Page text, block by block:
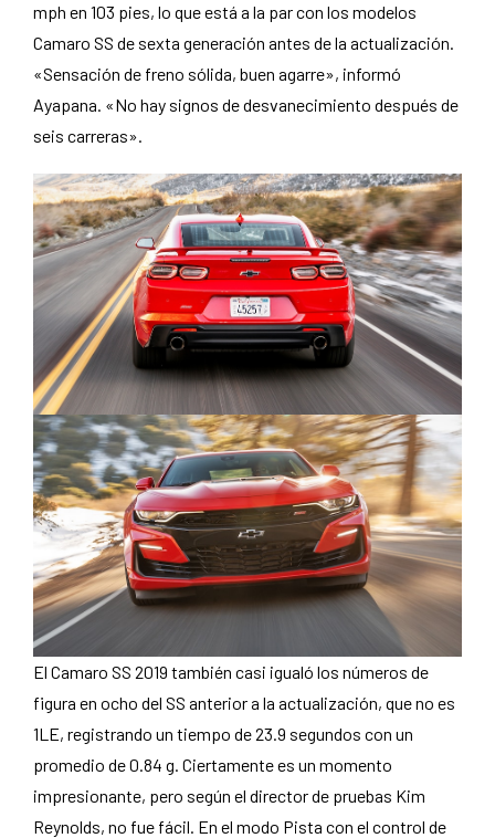
mph en 103 pies, lo que está a la par con los modelos
Camaro SS de sexta generación antes de la actualización.
«Sensación de freno sólida, buen agarre», informó
Ayapana. «No hay signos de desvanecimiento después de
seis carreras».
El Camaro SS 2019 también casi igualó los números de
figura en ocho del SS anterior a la actualización, que no es
1LE, registrando un tiempo de 23.9 segundos con un
promedio de 0.84 g. Ciertamente es un momento
impresionante, pero según el director de pruebas Kim
Reynolds, no fue fácil. En el modo Pista con el control de